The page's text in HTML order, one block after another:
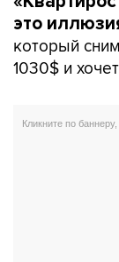
это
который
1030$ и